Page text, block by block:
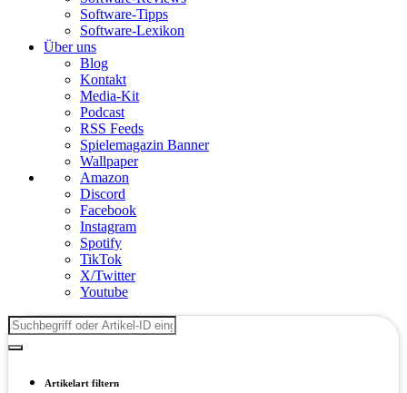
Software-Tipps
Software-Lexikon
Über uns
Blog
Kontakt
Media-Kit
Podcast
RSS Feeds
Spielemagazin Banner
Wallpaper
Amazon
Discord
Facebook
Instagram
Spotify
TikTok
X/Twitter
Youtube
Artikelart filtern